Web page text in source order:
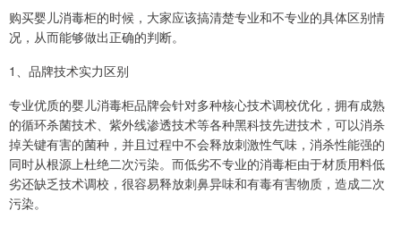
购买婴儿消毒柜的时候，大家应该搞清楚专业和不专业的具体区别情
况，从而能够做出正确的判断。
1、品牌技术实力区别
专业优质的婴儿消毒柜品牌会针对多种核心技术调校优化，拥有成熟
的循环杀菌技术、紫外线渗透技术等各种黑科技先进技术，可以消杀
掉关键有害的菌种，并且过程中不会释放刺激性气味，消杀性能强的
同时从根源上杜绝二次污染。而低劣不专业的消毒柜由于材质用料低
劣还缺乏技术调校，很容易释放刺鼻异味和有毒有害物质，造成二次
污染。